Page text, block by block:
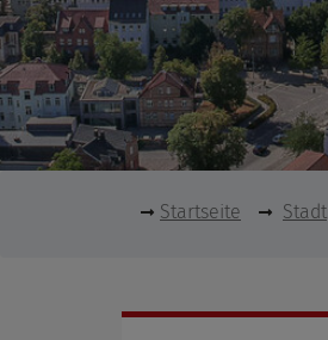
Startseite Stadt